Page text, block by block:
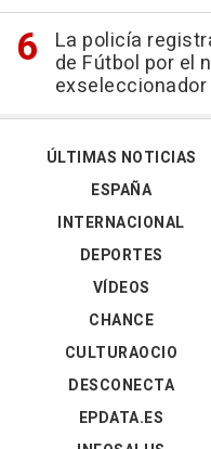
La policía
de Fútbol por el
ÚLTIMAS NOTICIAS
ESPAÑA
INTERNACIONAL
DEPORTES
VÍDEOS
CHANCE
CULTURAOCIO
DESCONECTA
EPDATA.ES